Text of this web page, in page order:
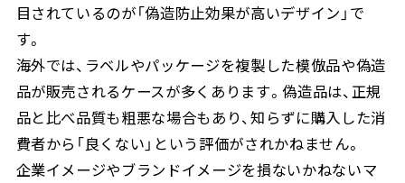
目されているのが「偽造防止効果が高いデザイン」で
す。
海外では、ラベルやパッケージを複製した模倣品や偽造
品が販売されるケースが多くあります。偽造品は、正規
品と比べ品質も粗悪な場合もあり、知らずに購入した消
費者から「良くない」という評価がされかねません。
企業イメージやブランドイメージを損ないかねないマ